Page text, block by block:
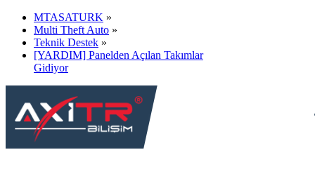
MTASATURK »
Multi Theft Auto »
Teknik Destek »
[YARDIM] Panelden Açılan Takımlar
Gidiyor